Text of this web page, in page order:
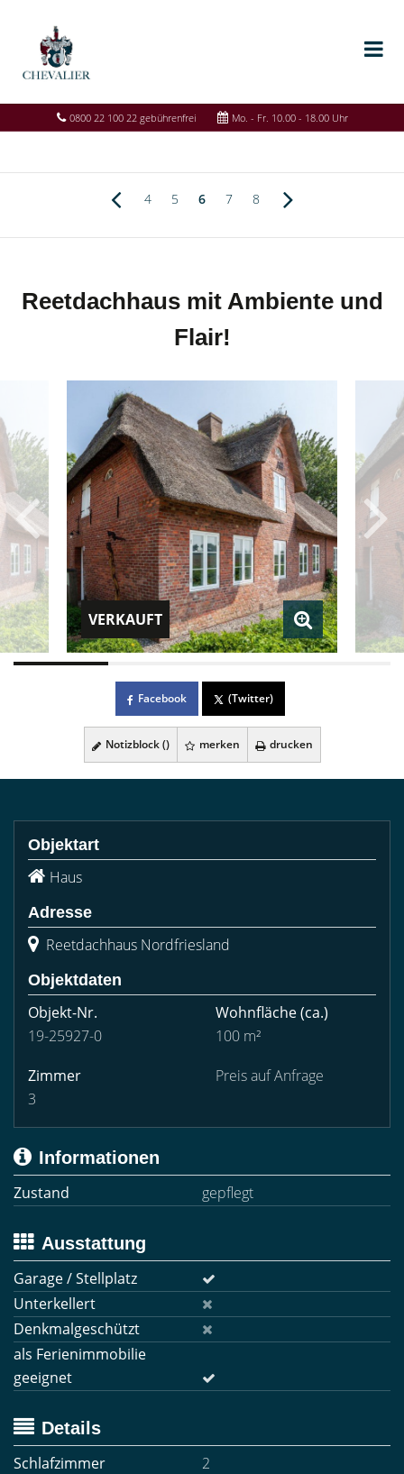
0800 22 100 22 gebührenfrei Mo. - Fr. 10.00 - 18.00 Uhr
4 5 6 7 8
Reetdachhaus mit Ambiente und
Flair!
VERKAUFT
Facebook (Twitter)
Notizblock () merken drucken
Objektart
Haus
Adresse
Reetdachhaus Nordfriesland
Objektdaten
Objekt-Nr.
19-25927-0
Wohnfläche(ca.)
100 m²
Zimmer
3
Preis auf Anfrage
Informationen
Zustand
gepflegt
Ausstattung
Garage / Stellplatz
Unterkellert
Denkmalgeschützt
als Ferienimmobilie
geeignet
Details
Schlafzimmer
2